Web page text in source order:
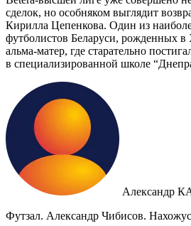
сделок, но особняком выглядит
Кирилла Цепенкова. Один из
футболистов Беларуси, рожденных в
альма-матер, где старательно
в специализированной школе
Александр
Футзал. Александр Чибисов.